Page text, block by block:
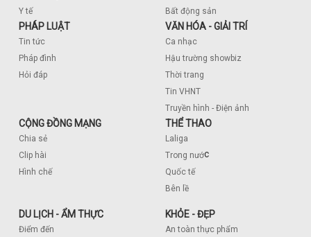
Y tế
Bất động sản
PHÁP LUẬT
Tin tức
Pháp đình
Hỏi đáp
VĂN HÓA - GIẢI TRÍ
Ca nhạc
Hậu trường showbiz
Thời trang
Tin VHNT
Truyền hình - Điện ảnh
CỘNG ĐỒNG MẠNG
Chia sẻ
Clip hài
Hình chế
THỂ THAO
Laliga
Trong nước
Quốc tế
Bên lề
DU LỊCH - ẨM THỰC
Điểm đến
KHỎE - ĐẸP
An toàn thực phẩm